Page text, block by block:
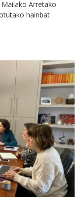
Arretako
hainbat